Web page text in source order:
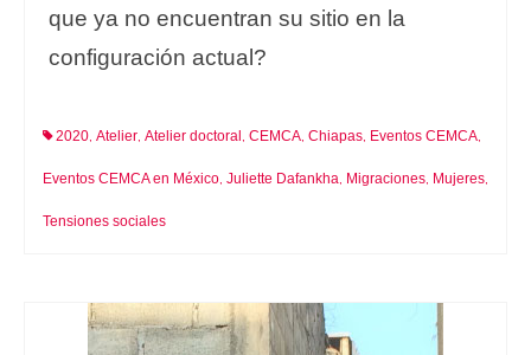
que ya no encuentran su sitio en la
configuración actual?
2020, Atelier, Atelier doctoral , CEMCA, Chiapas, Eventos CEMCA,
Eventos CEMCA en México, Juliette Dafankha, Migraciones, Mujeres,
Tensiones sociales